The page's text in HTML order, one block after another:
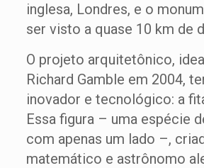
inglesa, Londres, e o
ser visto a quase 10 km de
O projeto arquitetônico,
Richard Gamble em 2004,
inovador e tecnológico: a
Essa figura – uma espécie
com apenas um lado –,
matemático e astrônomo